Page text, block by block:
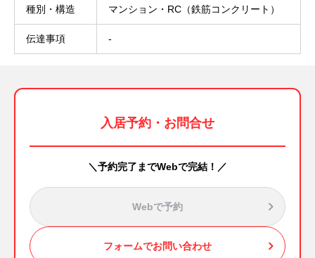
種別・構造 マンション・RC（鉄筋コンクリート）
伝達事項 -
入居予約・お問合せ
＼予約完了までWebで完結！／
Webで予約
フォームでお問い合わせ